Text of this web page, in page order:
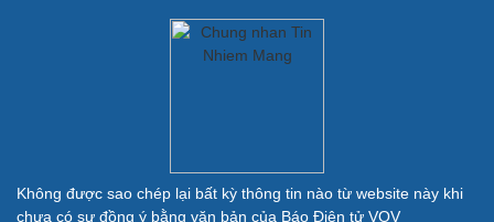
Du lịch
Quân sự - Quốc phòng
Không được sao chép lại bất kỳ thông tin nào từ website này khi
chưa có sự đồng ý bằng văn bản của Báo Điện tử VOV